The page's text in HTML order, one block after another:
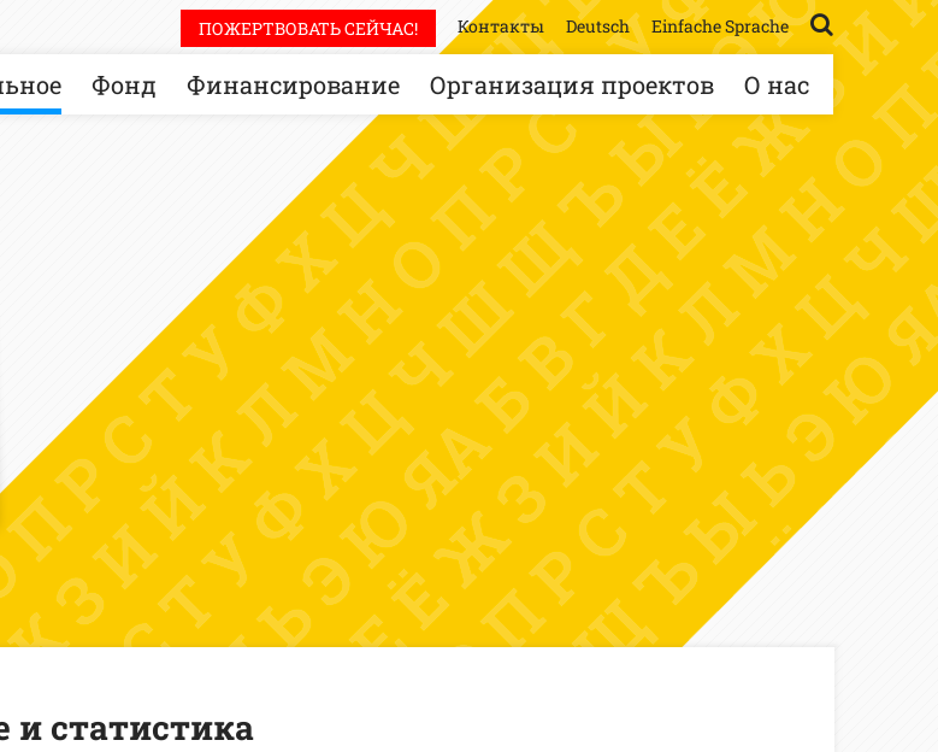
Фонд Финансирование Организация проектов О нас
ПОЖЕРТВОВАТЬ СЕЙЧАС! Контакты Deutsch Einfache Sprache
и статистика